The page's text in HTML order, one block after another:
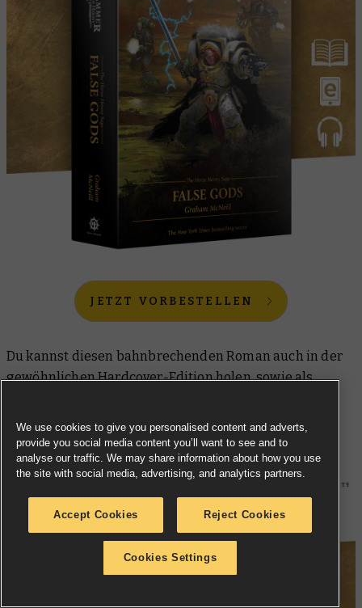
JETZT VORBESTELLEN
Du kannst diesen bahnbrechenden Roman auch in der
gewöhnlichenHardcover-Editionholen, sowie als
The Horus Heresy Saga: Horus Rising
We use cookies to give you personalised content and adverts,
provide you social media content you’ll want to see and to
analyse our traffic. We may share information about how you use
the site with social media, advertising, and analytics partners.
Accept Cookies Reject Cookies
Cookies Settings